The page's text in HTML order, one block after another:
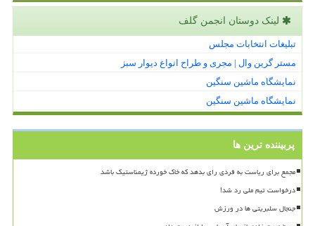
لینک دوستان انجمن گلف
تبلیغات انتخابات مجلس
مستر گرین وال | مجری و طراح انواع دیوار سبز
نمایشگاه ماشین سنگین
نمایشگاه ماشین سنگین
پربیننده ترین ها
مجمع برای ریاست به فردی رای بدهد که خاک خورده ژیمناستیک باشد
درخواست تیم ملی رد شد!
جنجال سلبریتی ها در ورزش